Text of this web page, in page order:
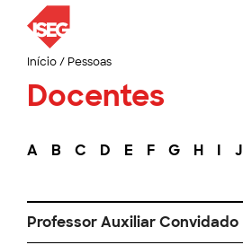
Início/ Pessoas
Docentes
A B C D E F G H I J
Professor Auxiliar Convidado